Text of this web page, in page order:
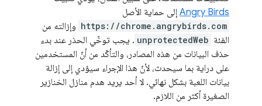
Angry Birds إلى حماية الأصل
https://chrome.angrybirds.com وإزالته من
الفئة unprotectedWeb . يجب توخّي الحذر عند بدء
حذف البيانات من هذه المصادر، والتأكّد من أنّ المستخدمين
على دراية بما سيحدث، لأنّ هذا الإجراء سيؤدي إلى إزالة
بيانات اللعبة بشكل نهائي. لا أحد يريد هدم منازل الخنازير
الصغيرة أكثر من اللازم.